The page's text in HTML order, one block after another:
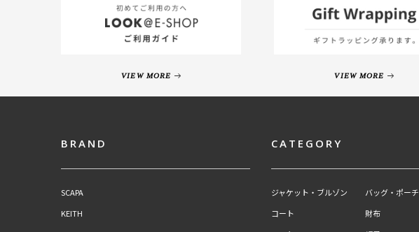
VIEW MORE VIEW MORE
BRAND
SCAPA
KEITH
CATEGORY
ジャケット・ブルゾン
コート
バッグ・ポーチ
財布